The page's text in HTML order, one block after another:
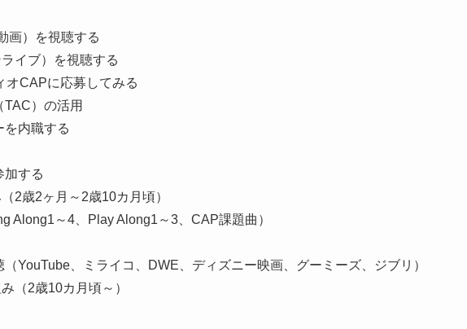
画）を視聴する
イブ）を視聴する
オCAPに応募してみる
TAC）の活用
を内職する
加する
2歳2ヶ月～2歳10カ月頃）
Along1～4、Play Along1～3、CAP課題曲）
YouTube、ミライコ、DWE、ディズニー映画、グーミーズ、ジブリ）
（2歳10カ月頃～）